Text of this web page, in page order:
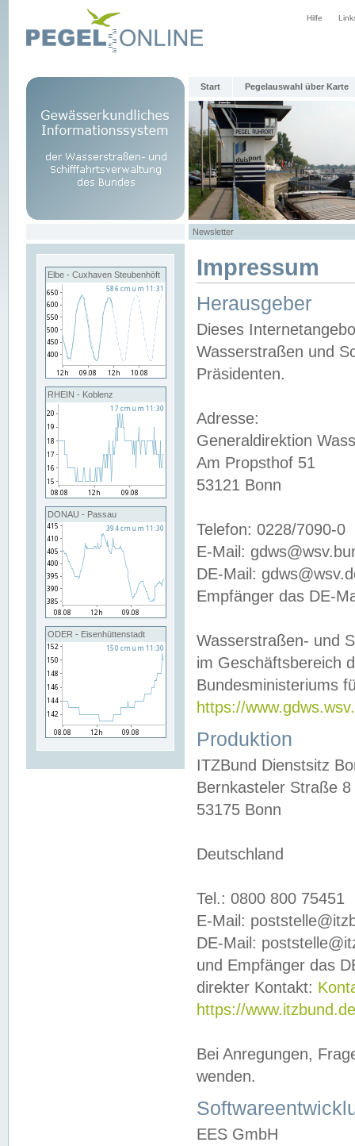
Hilfe
Start Pegelauswahl über Karte
Newsletter
Elbe - Cuxhaven Steubenhöft
RHEIN - Koblenz
DONAU - Passau
ODER - Eisenhüttenstadt
Impressum
Herausgeber
Dieses
Wasserstraßen und
Präsidenten.
Adresse:
Generaldirektion
Am Propsthof 51
53121 Bonn
Telefon: 0228/7090-0
E-Mail:
DE-Mail:
Empfänger das DE-
Wasserstraßen- und
im Geschäftsbereich
Bundesministeriums
https://
Produktion
ITZBund Dienstsitz
Bernkasteler Straße 8
53175 Bonn
Deutschland
Tel.: 0800 800 75451
E-Mail:
DE-Mail:
und Empfänger das
direkter Kontakt:
https://
Bei Anregungen,
wenden.
EES GmbH